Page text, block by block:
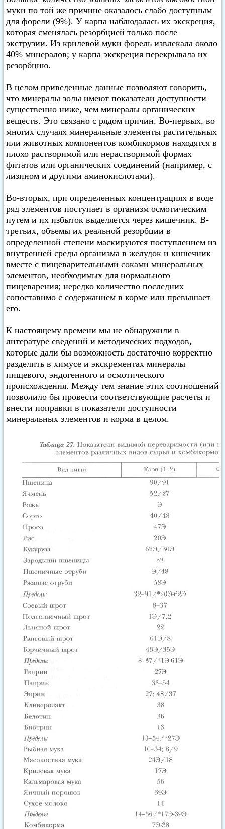
муки по той же причине оказалось слабо доступным
для форели (9%). У карпа наблюдалась их экскреция,
которая сменялась резорбцией только после
экструзии. Из крилевой муки форель извлекала около
40% минералов; у карпа экскреция перекрывала их
резорбцию.
В целом приведенные данные позволяют говорить,
что минералы золы имеют показатели доступности
существенно ниже, чем минералы органических
веществ. Это связано с рядом причин. Во-первых, во
многих случаях минеральные элементы растительных
или животных компонентов комбикормов находятся в
плохо растворимой или нерастворимой формах
фитатов или органических соединений (например, с
лизином и другими аминокислотами).
Во-вторых, при определенных концентрациях в воде
ряд элементов поступает в организм осмотическим
путем и их избыток выделяется через кишечник. В-
третьих, объемы их реальной резорбции в
определенной степени маскируются поступлением из
внутренней среды организма в желудок и кишечник
вместе с пищеварительными соками минеральных
элементов, необходимых для нормального
пищеварения; нередко количество последних
сопоставимо с содержанием в корме или превышает
его.
К настоящему времени мы не обнаружили в
литературе сведений и методических подходов,
которые дали бы возможность достаточно корректно
разделить в химусе и экскрементах минералы
пищевого, эндогенного и осмотического
происхождения. Между тем знание этих соотношений
позволило бы провести соответствующие расчеты и
внести поправки в показатели доступности
минеральных элементов и корма в целом.